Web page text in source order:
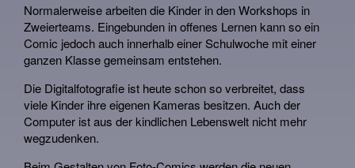
Normalerweise arbeiten die Kinder in den Workshops in
Zweierteams. Eingebunden in offenes Lernen kann so ein
Comic jedoch auch innerhalb einer Schulwoche mit einer
ganzen Klasse gemeinsam entstehen.
Die Digitalfotografie ist heute schon so verbreitet, dass
viele Kinder ihre eigenen Kameras besitzen. Auch der
Computer ist aus der kindlichen Lebenswelt nicht mehr
wegzudenken.